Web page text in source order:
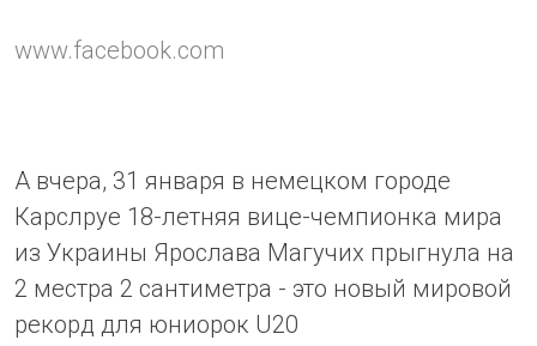
www.facebook.com
А вчера, 31 января в немецком городе
Карслруе 18-летняя вице-чемпионка мира
из Украины Ярослава Магучих прыгнула на
2 местра 2 сантиметра - это новый мировой
рекорд для юниорок U20